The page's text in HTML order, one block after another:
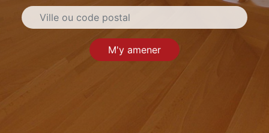
M'y amener